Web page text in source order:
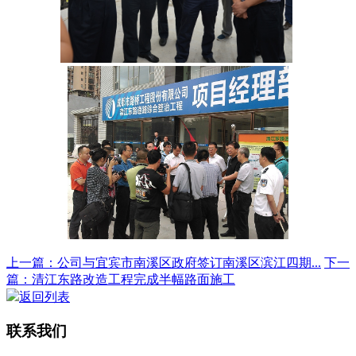
上一篇：公司与宜宾市南溪区政府签订南溪区滨江四期... 下一
篇：清江东路改造工程完成半幅路面施工
返回列表
联系我们